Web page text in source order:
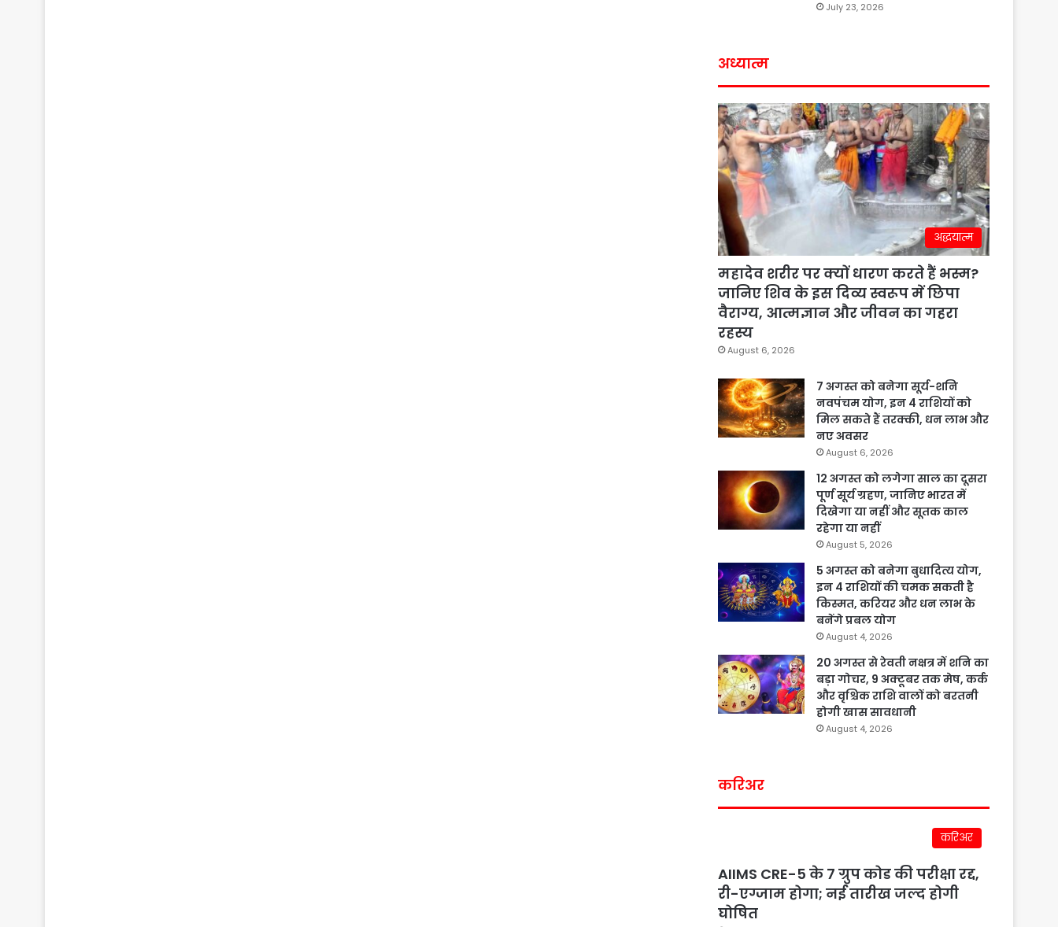
July 23, 2026
अध्यात्म
अद्धयात्म
महादेव शरीर पर क्यों धारण करते हैं भस्म?
जानिए शिव के इस दिव्य स्वरूप में छिपा
वैराग्य, आत्मज्ञान और जीवन का गहरा
रहस्य
August 6, 2026
7 अगस्त को बनेगा सूर्य-शनि
नवपंचम योग, इन 4 राशियों को
मिल सकते हैं तरक्की, धन लाभ और
नए अवसर
August 6, 2026
12 अगस्त को लगेगा साल का दूसरा
पूर्ण सूर्य ग्रहण, जानिए भारत में
दिखेगा या नहीं और सूतक काल
रहेगा या नहीं
August 5, 2026
5 अगस्त को बनेगा बुधादित्य योग,
इन 4 राशियों की चमक सकती है
किस्मत, करियर और धन लाभ के
बनेंगे प्रबल योग
August 4, 2026
20 अगस्त से रेवती नक्षत्र में शनि का
बड़ा गोचर, 9 अक्टूबर तक मेष, कर्क
और वृश्चिक राशि वालों को बरतनी
होगी खास सावधानी
August 4, 2026
करिअर
करिअर
AIIMS CRE-5 के 7 ग्रुप कोड की परीक्षा रद्द,
री-एग्जाम होगा; नई तारीख जल्द होगी
घोषित